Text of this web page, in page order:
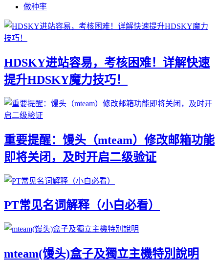
做种率
HDSKY进站容易，考核困难！详解快速
提升HDSKY魔力技巧！
重要提醒：馒头（mteam）修改邮箱功能
即将关闭，及时开启二级验证
PT常见名词解释（小白必看）
mteam(馒头)盒子及獨立主機特別說明